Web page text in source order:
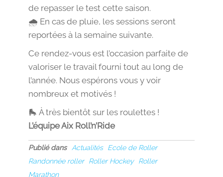
de repasser le test cette saison.
🌧️ En cas de pluie, les sessions seront
reportées à la semaine suivante.
Ce rendez-vous est l’occasion parfaite de
valoriser le travail fourni tout au long de
l’année. Nous espérons vous y voir
nombreux et motivés !
🛼 À très bientôt sur les roulettes !
L’équipe Aix Roll’n’Ride
Publié dans Actualités
Ecole de Roller
Randonnée roller
Roller Hockey
Roller
Marathon